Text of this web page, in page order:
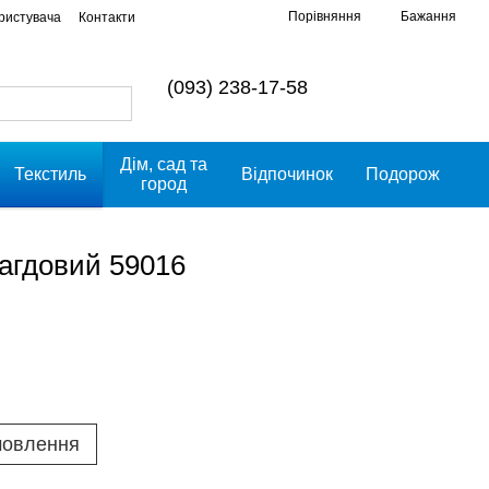
Контакти Порівняння Бажання
(093) 238-17-58
Текстиль
Дім, сад та
город
Відпочинок Подорож
59016